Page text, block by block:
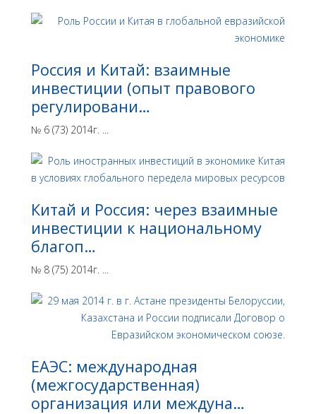
Россия и Китай: взаимные
инвестиции (опыт правового
регулировани…
№ 6 (73) 2014г. ...
Китай и Россия: через взаимные
инвестиции к национальному
благоп…
№ 8 (75) 2014г. ...
ЕАЭС: международная
(межгосударственная)
организация или междуна…